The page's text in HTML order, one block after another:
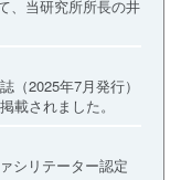
、当研究所所長の井
（2025年7月発行）
載されました。
シリテーター認定